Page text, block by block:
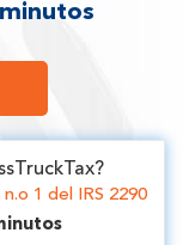
1 del IRS 2290